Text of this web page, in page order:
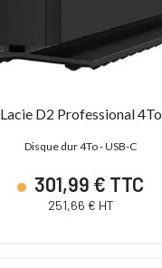
Lacie D2 Professional 4To
Disque dur 4To - USB-C
301,99 € TTC
251,66 € HT